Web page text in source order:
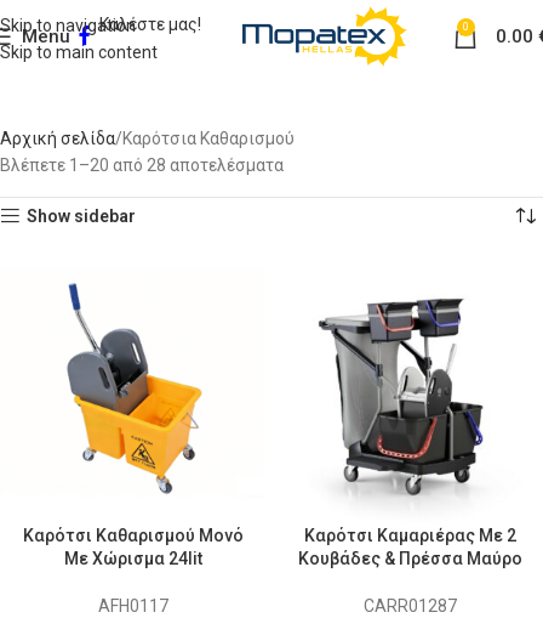
Skip to navigation
Skip to main content
Menu
Καλέστε μας! 0 0.00
Αρχική σελίδα Καρότσια Καθαρισμού
Βλέπετε 1–20 από 28 αποτελέσματα
Show sidebar
Καρότσι Καθαρισμού Μονό
Με Χώρισμα 24lit
AFH0117
Καρότσι Καμαριέρας Με 2
Κουβάδες & Πρέσσα Μαύρο
CARR01287